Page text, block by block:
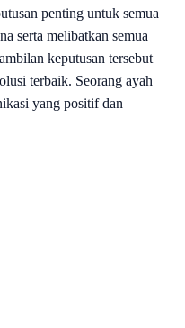
penting untuk semua
serta melibatkan semua
keputusan tersebut
terbaik. Seorang ayah
yang positif dan